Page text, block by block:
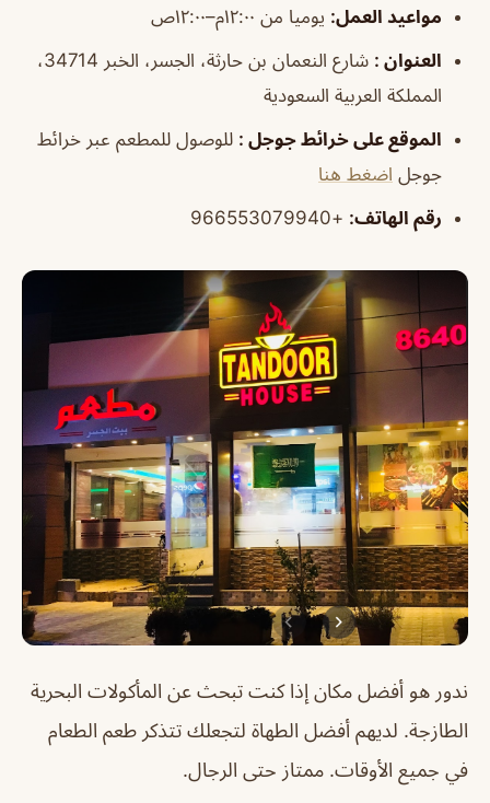
مواعيد العمل: يوميا من ١٢:٠٠م–١٢:٠٠ص
العنوان :
شارع النعمان بن حارثة، الجسر، الخبر 34714،
المملكة العربية السعودية
الموقع على خرائط جوجل : للوصول للمطعم عبر خرائط
جوجل اضغط هنا
رقم الهاتف: +966553079940
ندور هو أفضل مكان إذا كنت تبحث عن المأكولات البحرية
الطازجة. لديهم أفضل الطهاة لتجعلك تتذكر طعم الطعام
في جميع الأوقات. ممتاز حتى الرجال.